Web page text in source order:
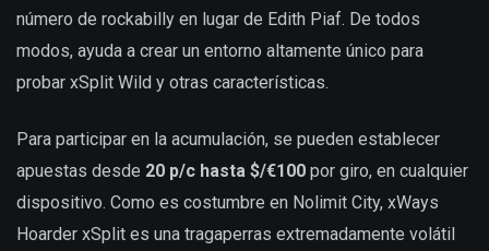
número de rockabilly en lugar de Edith Piaf. De todos
modos, ayuda a crear un entorno altamente único para
probar xSplit Wild y otras características.
Para participar en la acumulación, se pueden establecer
apuestas desde 20 p/c hasta $/€100 por giro, en cualquier
dispositivo. Como es costumbre en Nolimit City, xWays
Hoarder xSplit es una tragaperras extremadamente volátil